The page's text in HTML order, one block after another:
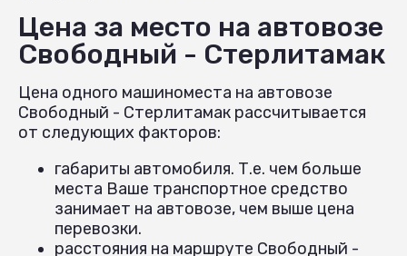
Цена за место на автовозе
Свободный - Стерлитамак
Цена одного машиноместа на автовозе
Свободный - Стерлитамак рассчитывается
от следующих факторов:
габариты автомобиля. Т.е. чем больше
места Ваше транспортное средство
занимает на автовозе, чем выше цена
перевозки.
расстояния на маршруте Свободный -